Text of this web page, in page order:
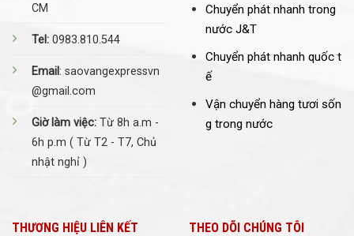
CM
Tel: 0983.810.544
Email: saovangexpressvn
@gmail.com
Giờ làm việc: Từ 8h a.m -
6h p.m ( Từ T2 - T7, Chủ
nhật nghỉ )
Chuyển phát nhanh trong
nước J&T
Chuyển phát nhanh quốc t
ế
Vận chuyển hàng tươi sốn
g trong nước
THƯƠNG HIỆU LIÊN KẾT THEO DÕI CHÚNG TÔI